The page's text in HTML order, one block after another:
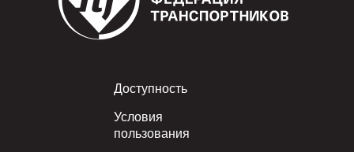
Footer
Доступность
Условия
пользования